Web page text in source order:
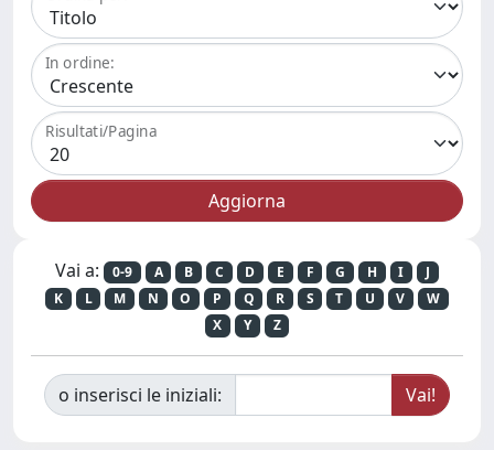
In ordine:
Risultati/Pagina
Vai a: 0-9 A B C D E F G H I
J
K
L M N O P Q R S T U V
W
X
Y Z
o inserisci le iniziali: